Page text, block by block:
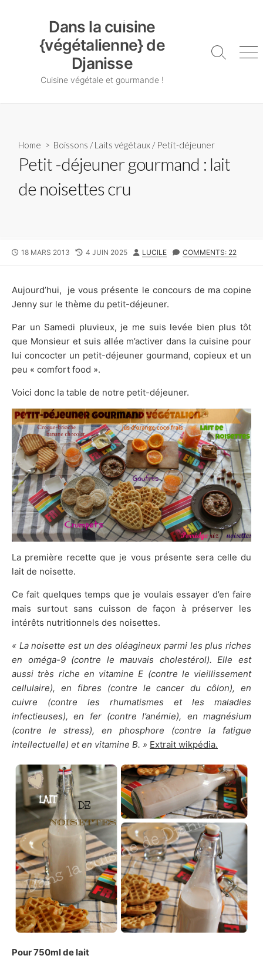
Dans la cuisine
{végétalienne} de
Djanisse
Cuisine végétale et gourmande !
Search
Home > Boissons /Laits végétaux / Petit-déjeuner
Petit -déjeuner gourmand : lait
de noisettes cru
PUBLISHED
18 MARS 2013
LAST
4 JUIN 2025 AUTHOR
LUCILE COMMENTS: 22
Aujourd’hui, je vous présente le concours de ma copine
Jenny sur le thème du petit-déjeuner.
Par un Samedi pluvieux, je me suis levée bien plus tôt
que Monsieur et suis allée m’activer dans la cuisine pour
lui concocter un petit-déjeuner gourmand, copieux et un
peu « comfort food ».
Voici donc la table de notre petit-déjeuner.
La première recette que je vous présente sera celle du
lait de noisette.
Ce fait quelques temps que je voulais essayer d’en faire
mais surtout sans cuisson de façon à préserver les
intérêts nutritionnels des noisettes.
« La noisette est un des oléagineux parmi les plus riches
en oméga-9 (contre le mauvais cholestérol). Elle est
aussi très riche en vitamine E (contre le vieillissement
cellulaire), en fibres (contre le cancer du côlon), en
cuivre (contre les rhumatismes et les maladies
infectieuses), en fer (contre l’anémie), en magnésium
(contre le stress), en phosphore (contre la fatigue
intellectuelle) et en vitamine B. » Extrait wikpédia.
Pour 750ml de lait